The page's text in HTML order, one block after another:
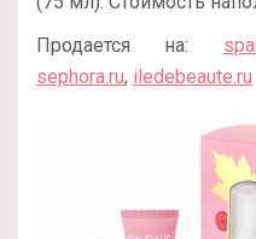
Продается на:
sephora.ru, iledebeaute.ru